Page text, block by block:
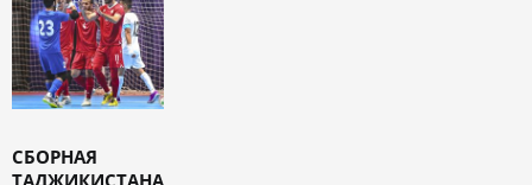
СБОРНАЯ